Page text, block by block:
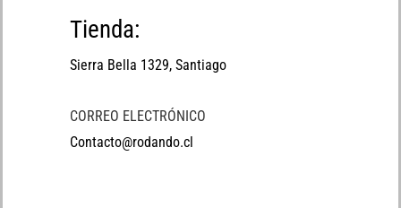
Tienda:
Sierra Bella 1329, Santiago
CORREO ELECTRÓNICO
Contacto@rodando.cl